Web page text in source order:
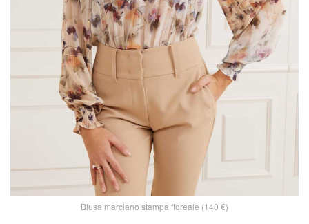
Blusa marciano stampa floreale (140 €)